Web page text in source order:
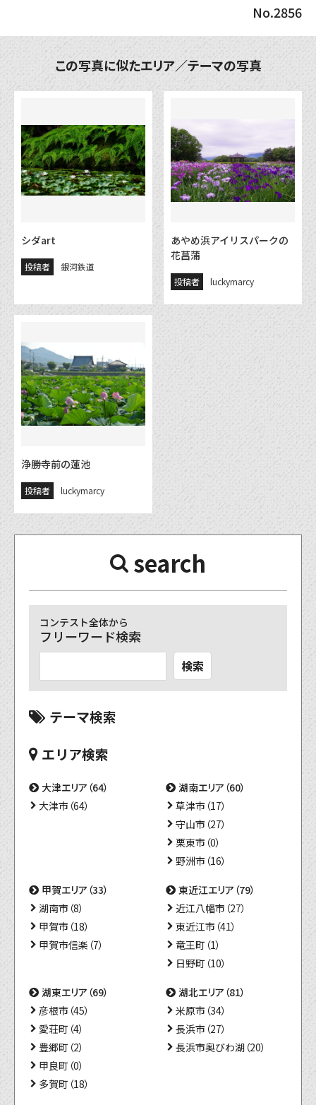
No.2856
この写真に似たエリア／テーマの写真
シダart
投稿者 銀河鉄道
あやめ浜アイリスパークの
花菖蒲
投稿者 luckymarcy
浄勝寺前の蓮池
投稿者 luckymarcy
search
コンテスト全体から
フリーワード検索
検索
テーマ検索
エリア検索
大津エリア（64）
大津市（64）
湖南エリア（60）
草津市（17）
守山市（27）
栗東市（0）
野洲市（16）
甲賀エリア（33）
湖南市（8）
甲賀市（18）
甲賀市信楽（7）
東近江エリア（79）
近江八幡市（27）
東近江市（41）
竜王町（1）
日野町（10）
湖東エリア（69）
彦根市（45）
愛荘町（4）
豊郷町（2）
甲良町（0）
多賀町（18）
湖北エリア（81）
米原市（34）
長浜市（27）
長浜市奥びわ湖（20）